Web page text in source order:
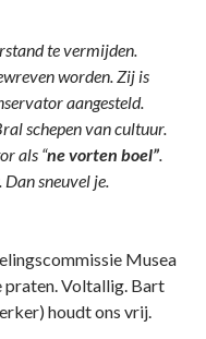
te vermijden.
worden. Zij is
aangesteld.
schepen van cultuur.
als “ne vorten boel”.
sneuvel je.
Musea
praten. Voltallig. Bart
houdt ons vrij.